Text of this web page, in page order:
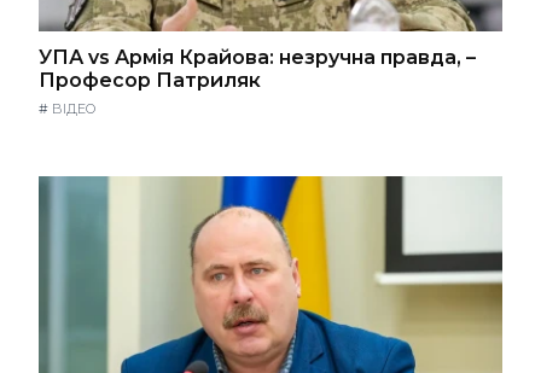
УПА vs Армія Крайова: незручна правда, –
Професор Патриляк
# ВІДЕО